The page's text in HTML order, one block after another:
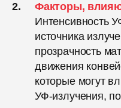
Факторы,
Интенсивность
источника
прозрачность
движения
которые могут
УФ-излучения,